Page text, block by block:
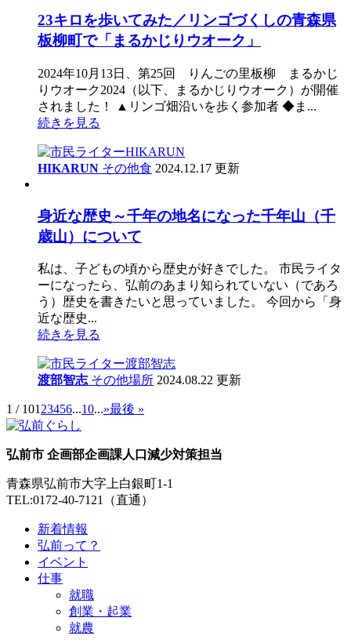
23キロを歩いてみた／リンゴづくしの青森県
板柳町で「まるかじりウオーク」
2024年10月13日、第25回 りんごの里板柳 まるかじ
りウオーク2024（以下、まるかじりウオーク）が開催
されました！ ▲リンゴ畑沿いを歩く参加者 ◆ま...
続きを見る
HIKARUN その他食 2024.12.17 更新
身近な歴史～千年の地名になった千年山（千
歳山）について
私は、子どもの頃から歴史が好きでした。 市民ライタ
ーになったら、弘前のあまり知られていない（であろ
う）歴史を書きたいと思っていました。 今回から「身
近な歴史...
続きを見る
渡部智志 その他場所 2024.08.22 更新
1 / 101 23456...10...»最後 »
弘前市 企画部企画課人口減少対策担当
青森県弘前市大字上白銀町1-1
TEL:0172-40-7121（直通）
新着情報
弘前って？
イベント
仕事
就職
創業・起業
就農